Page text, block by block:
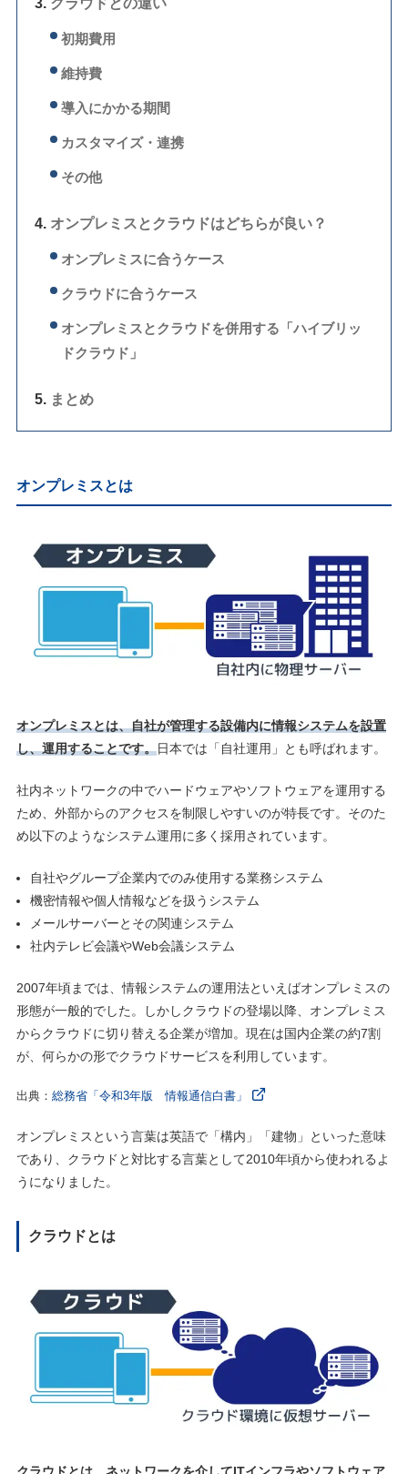
初期費用
維持費
導入にかかる期間
カスタマイズ・連携
その他
オンプレミスとクラウドはどちらが良い？
オンプレミスに合うケース
クラウドに合うケース
オンプレミスとクラウドを併用する「ハイブリッ
ドクラウド」
まとめ
オンプレミスとは
オンプレミスとは、自社が管理する設備内に情報システムを設置
し、運用することです。日本では「自社運用」とも呼ばれます。
社内ネットワークの中でハードウェアやソフトウェアを運用する
ため、外部からのアクセスを制限しやすいのが特長です。そのた
め以下のようなシステム運用に多く採用されています。
自社やグループ企業内でのみ使用する業務システム
機密情報や個人情報などを扱うシステム
メールサーバーとその関連システム
社内テレビ会議やWeb会議システム
2007年頃までは、情報システムの運用法といえばオンプレミスの
形態が一般的でした。しかしクラウドの登場以降、オンプレミス
からクラウドに切り替える企業が増加。現在は国内企業の約7割
が、何らかの形でクラウドサービスを利用しています。
出典： 総務省「令和3年版 情報通信白書」
オンプレミスという言葉は英語で「構内」「建物」といった意味
であり、クラウドと対比する言葉として2010年頃から使われるよ
うになりました。
クラウドとは